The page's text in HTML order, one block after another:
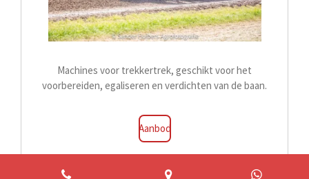
Machines voor trekkertrek, geschikt voor het
voorbereiden, egaliseren en verdichten van de baan.
Aanbod